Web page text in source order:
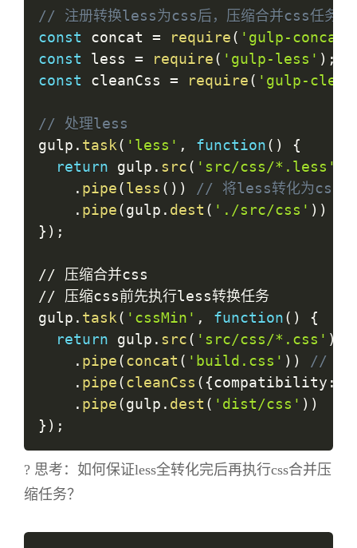
// 注册转换less为css后，压缩合并css任务
const concat = require( 'gulp-concat'
const less = require( 'gulp-less' ) ;
const cleanCss = require( 'gulp-
// 处理less
gulp . task( 'less' , function( )
{
return gulp . src( 'src/css/*.less'
. pipe(less ( ) )
// 将less转化为css
. pipe(gulp . dest ( './src/css' ) )
} ) ;
//
// 压缩css前先执行less转换任务
gulp . task( 'cssMin' , function( )
{
return gulp . src( 'src/css/*.css' )
. pipe(concat ( 'build.css' ) )
// 合
. pipe(cleanCss ( {compatibility :
. pipe(gulp . dest ( 'dist/css' ) )
} ) ;
? 思考：如何保证less全转化完后再执行css合并压
缩任务？